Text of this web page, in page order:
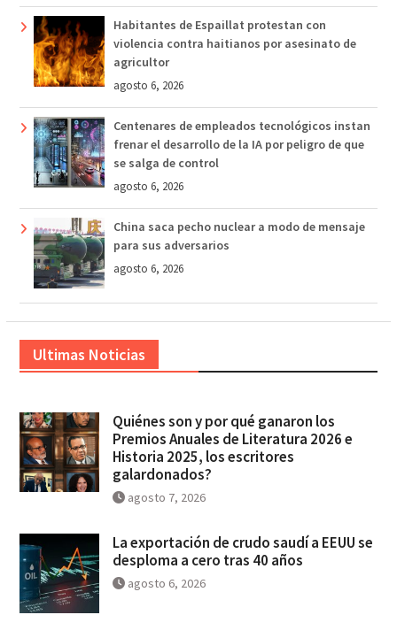
Habitantes de Espaillat protestan con
violencia contra haitianos por asesinato de
agricultor
agosto 6, 2026
Centenares de empleados tecnológicos instan
frenar el desarrollo de la IA por peligro de que
se salga de control
agosto 6, 2026
China saca pecho nuclear a modo de mensaje
para sus adversarios
agosto 6, 2026
Ultimas Noticias
Quiénes son y por qué ganaron los
Premios Anuales de Literatura 2026 e
Historia 2025, los escritores
galardonados?
agosto 7, 2026
La exportación de crudo saudí a EEUU se
desploma a cero tras 40 años
agosto 6, 2026